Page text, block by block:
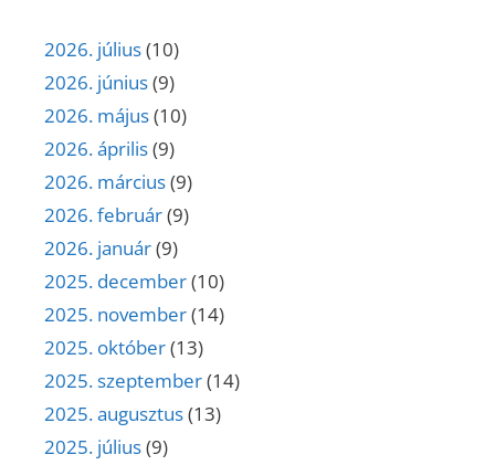
2026. július(10)
2026. június(9)
2026. május(10)
2026. április(9)
2026. március(9)
2026. február(9)
2026. január(9)
2025. december(10)
2025. november(14)
2025. október(13)
2025. szeptember(14)
2025. augusztus(13)
2025. július(9)